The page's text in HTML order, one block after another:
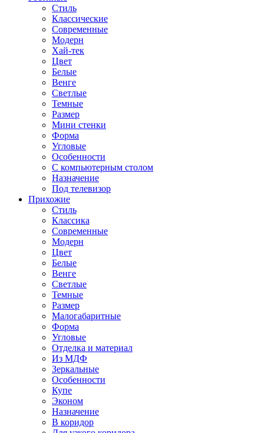
Стиль
Классические
Современные
Модерн
Хай-тек
Цвет
Белые
Венге
Светлые
Темные
Размер
Мини стенки
Форма
Угловые
Особенности
С компьютерным столом
Назначение
Под телевизор
Прихожие
Стиль
Классика
Современные
Модерн
Цвет
Белые
Венге
Светлые
Темные
Размер
Малогабаритные
Форма
Угловые
Отделка и материал
Из МДФ
Зеркальные
Особенности
Купе
Эконом
Назначение
В коридор